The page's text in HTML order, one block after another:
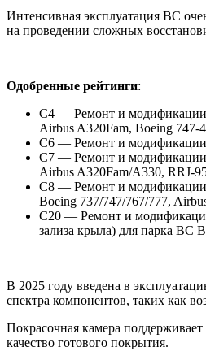
Интенсивная эксплуатация ВС
на проведении сложных
Одобренные рейтинги:
С4 — Ремонт и модификации
Airbus A320Fam, Boeing 747-
С6 — Ремонт и модификации
С7 — Ремонт и модификации
Airbus A320Fam/A330, RRJ-
С8 — Ремонт и модификации
Boeing 737/747/767/777,
С20 — Ремонт и
зализа крыла) для парка ВС
В 2025 году введена в
спектра компонентов, таких как
Покрасочная камера
качество готового покрытия.